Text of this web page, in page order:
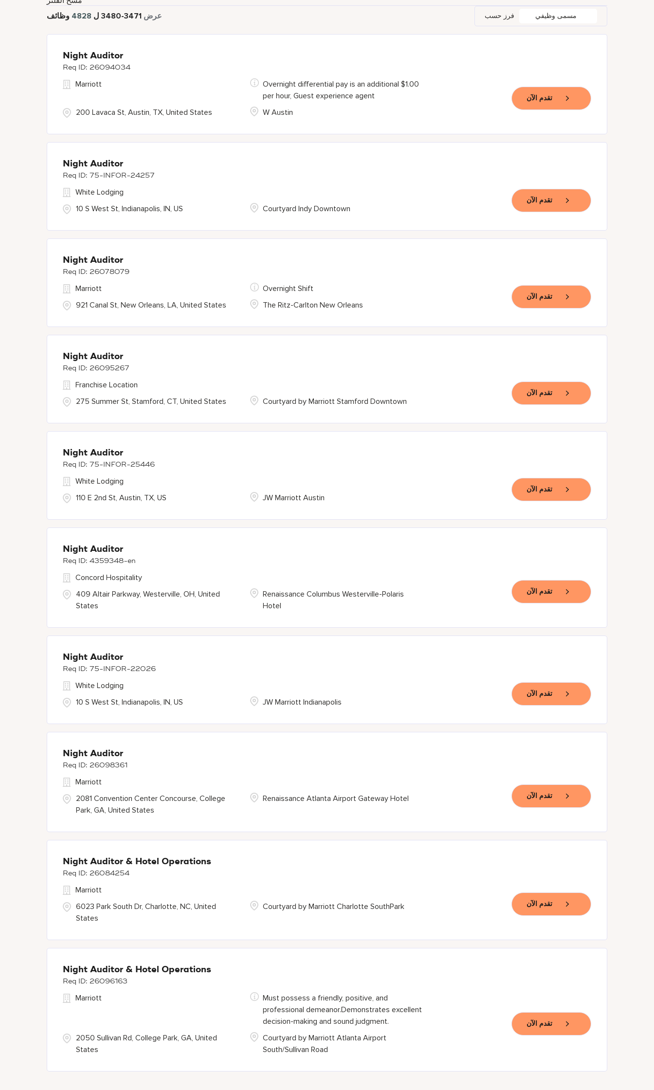
عرض 3471
-
3480 ل 4828 وظائف فرز حسب مسمى وظيفي
Night Auditor
26094034
200 Lavaca St, Austin, TX, United States
Marriott
W Austin
Overnight differential pay is an additional $1.00
per hour, Guest experience agent
تقدم الآن
Night Auditor
75-INFOR-24257
10 S West St, Indianapolis, IN, US
White Lodging
Courtyard Indy Downtown
تقدم الآن
Night Auditor
26078079
921 Canal St, New Orleans, LA, United States
Marriott
The Ritz-Carlton New Orleans
Overnight Shift
تقدم الآن
Night Auditor
26095267
275 Summer St, Stamford, CT, United States
Franchise Location
Courtyard by Marriott Stamford Downtown
تقدم الآن
Night Auditor
75-INFOR-25446
110 E 2nd St, Austin, TX, US
White Lodging
JW Marriott Austin
تقدم الآن
Night Auditor
4359348-en
409 Altair Parkway, Westerville, OH, United
States
Concord Hospitality
Renaissance Columbus Westerville-Polaris
Hotel
تقدم الآن
Night Auditor
75-INFOR-22026
10 S West St, Indianapolis, IN, US
White Lodging
JW Marriott Indianapolis
تقدم الآن
Night Auditor
26098361
2081 Convention Center Concourse, College
Park, GA, United States
Marriott
Renaissance Atlanta Airport Gateway Hotel
تقدم الآن
Night Auditor & Hotel Operations
26084254
6023 Park South Dr, Charlotte, NC, United
States
Marriott
Courtyard by Marriott Charlotte SouthPark
تقدم الآن
Night Auditor & Hotel Operations
26096163
2050 Sullivan Rd, College Park, GA, United
States
Marriott
Courtyard by Marriott Atlanta Airport
South/Sullivan Road
Must possess a friendly, positive, and
professional demeanor.Demonstrates excellent
decision-making and sound judgment.
تقدم الآن